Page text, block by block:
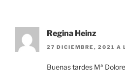
Regina Heinz
27 DICIEMBRE, 2021 A
Buenas tardes Mª